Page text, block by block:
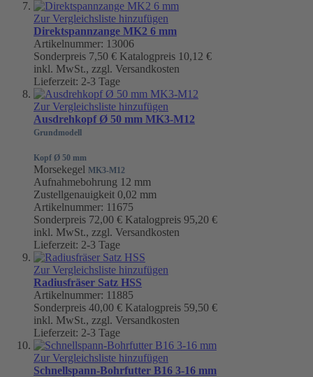
Zur Vergleichsliste hinzufügen
Direktspannzange MK2 6 mm
Artikelnummer: 13006
Sonderpreis 7,50 € Katalogpreis 10,12 €
inkl. MwSt., zzgl. Versandkosten
Lieferzeit: 2-3 Tage
Zur Vergleichsliste hinzufügen
Ausdrehkopf Ø 50 mm MK3-M12
Grundmodell
Kopf Ø 50 mm
Morsekegel MK3-M12
Aufnahmebohrung 12 mm
Zustellgenauigkeit 0,02 mm
Artikelnummer: 11675
Sonderpreis 72,00 € Katalogpreis 95,20 €
inkl. MwSt., zzgl. Versandkosten
Lieferzeit: 2-3 Tage
Zur Vergleichsliste hinzufügen
Radiusfräser Satz HSS
Artikelnummer: 11885
Sonderpreis 40,00 € Katalogpreis 59,50 €
inkl. MwSt., zzgl. Versandkosten
Lieferzeit: 2-3 Tage
Zur Vergleichsliste hinzufügen
Schnellspann-Bohrfutter B16 3-16 mm